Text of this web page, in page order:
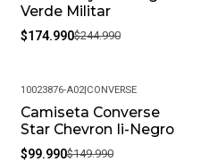
Verde Militar
$174.990$244.990
-33%
10023876-A02|CONVERSE
Camiseta Converse
Star Chevron Ii-Negro
$99.990$149.990